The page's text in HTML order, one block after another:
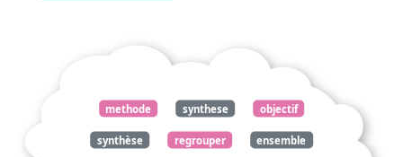
methode synthese objectif
synthèse regrouper ensemble